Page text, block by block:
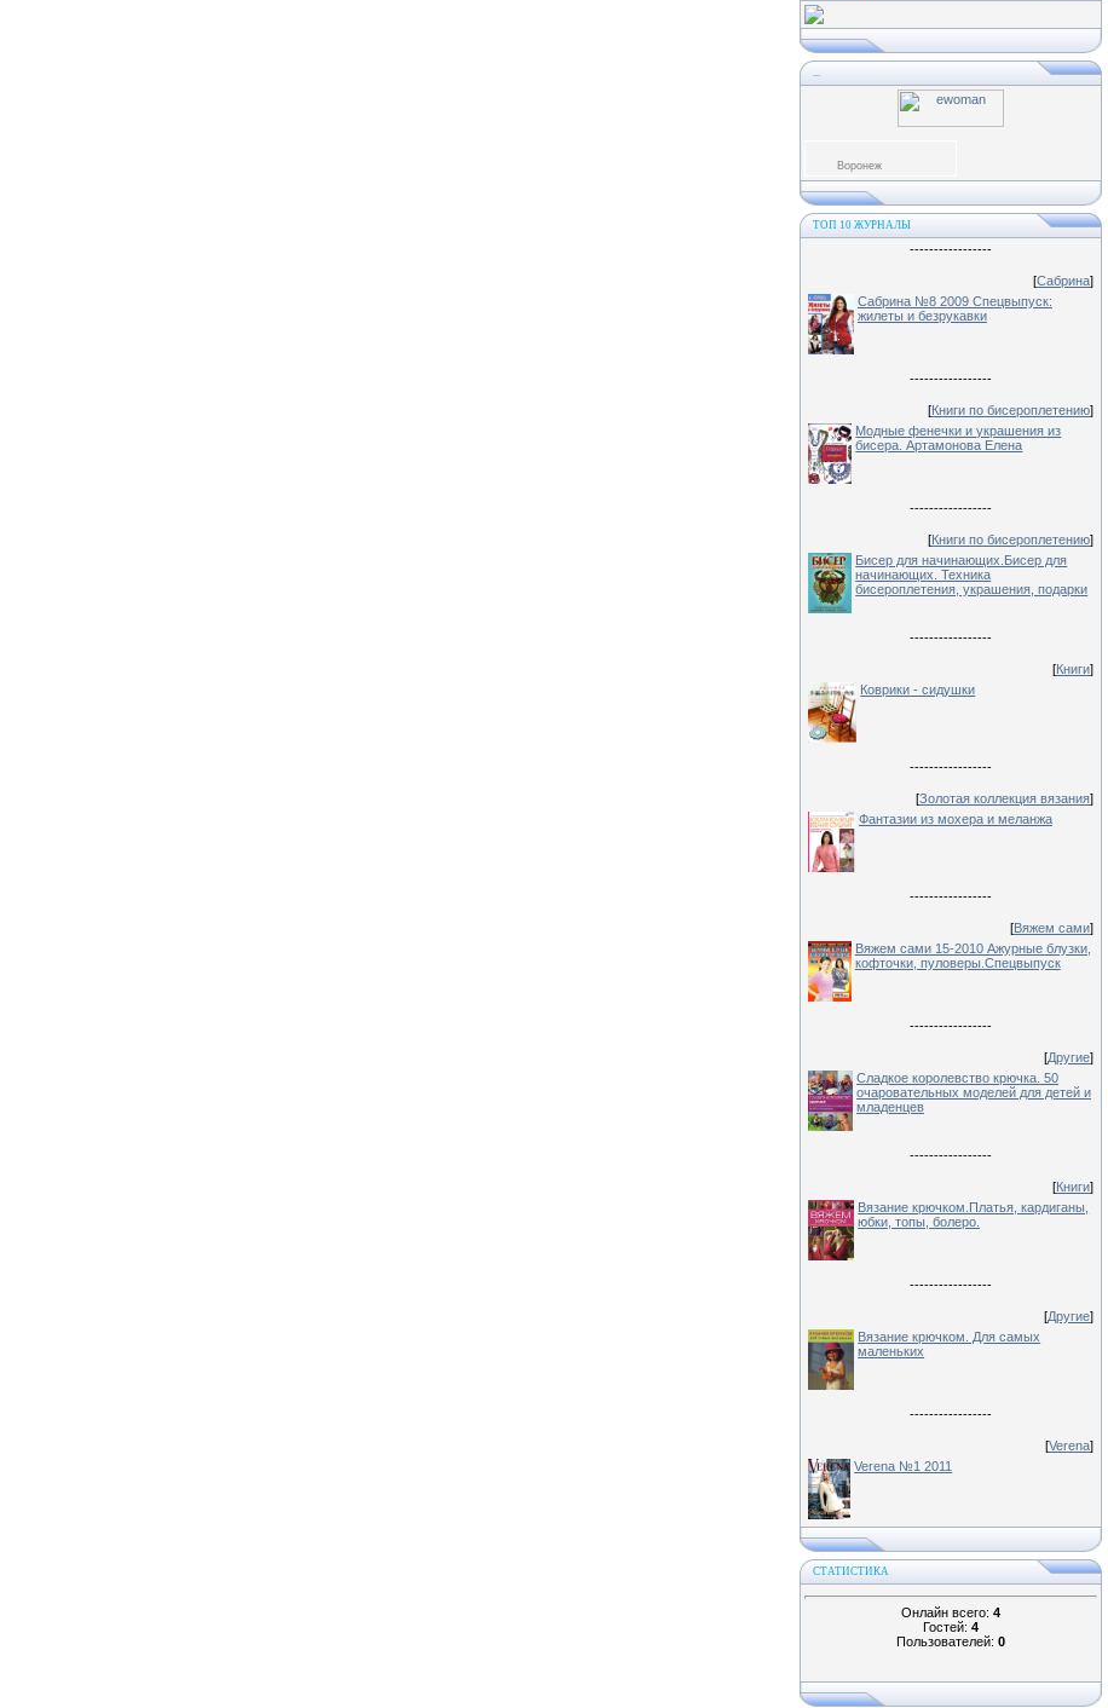
...
Воронеж
ТОП 10 ЖУРНАЛЫ
-----------------
[Сабрина]
Сабрина №8 2009 Спецвыпуск:
жилеты и безрукавки
-----------------
[Книги по бисероплетению]
Модные фенечки и украшения из
бисера. Артамонова Елена
-----------------
[Книги по бисероплетению]
Бисер для начинающих.Бисер для
начинающих. Техника
бисероплетения, украшения, подарки
-----------------
[Книги]
Коврики - сидушки
-----------------
[Золотая коллекция вязания]
Фантазии из мохера и меланжа
-----------------
[Вяжем сами]
Вяжем сами 15-2010 Ажурные блузки,
кофточки, пуловеры.Спецвыпуск
-----------------
[Другие]
Сладкое королевство крючка. 50
очаровательных моделей для детей и
младенцев
-----------------
[Книги]
Вязание крючком.Платья, кардиганы,
юбки, топы, болеро.
-----------------
[Другие]
Вязание крючком. Для самых
маленьких
-----------------
[Verena]
Verena №1 2011
СТАТИСТИКА
Онлайн всего: 4
Гостей: 4
Пользователей: 0